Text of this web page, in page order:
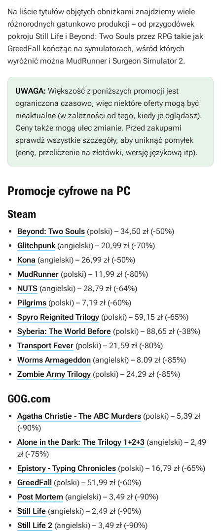
Na liście tytułów objętych obniżkami znajdziemy wiele
różnorodnych gatunkowo produkcji – od przygodówek
pokroju Still Life i Beyond: Two Souls przez RPG takie jak
GreedFall kończąc na symulatorach, wśród których
wyróżnić można MudRunneri Surgeon Simulator 2.
UWAGA: Większość z poniższych promocji jest
ograniczona czasowo, więc niektóre oferty mogą być
nieaktualne (w zależności od tego, kiedy je oglądasz).
Ceny także mogą ulec zmianie. Przed zakupami
sprawdź wszystkie szczegóły, aby uniknąć pomyłek
(cenę, przeliczenie na złotówki, wersję językową itp).
Promocje cyfrowe na PC
Steam
Beyond: Two Souls (polski) – 34,50 zł (-50%)
Glitchpunk(angielski) – 20,99 zł (-70%)
Kona (angielski) – 26,99 zł (-50%)
MudRunner (polski) – 11,99 zł (-80%)
NUTS (angielski) – 28,79 zł (-64%)
Pilgrims (polski) – 7,19 zł (-60%)
Spyro Reignited Trilogy (polski) – 59,15 zł (-65%)
Syberia: The World Before (polski) – 88,65 zł (-38%)
Transport Fever (polski) – 21,59 zł (-80%)
Worms Armageddon (angielski) – 8.09 zł (-85%)
Zombie Army Trilogy (polski) – 24,29 zł (-85%)
GOG.com
Agatha Christie - The ABC Murders (polski) – 5,39 zł
(-90%)
Alone in the Dark: The Trilogy 1+2+3 (angielski) – 2,49
zł (-75%)
Epistory - Typing Chronicles (polski) – 16,79 zł (-65%)
GreedFall (polski) – 51,99 zł (-60%)
Post Mortem (angielski) – 3,49 zł (-90%)
Still Life (angielski) – 2,49 zł (-90%)
Still Life 2 (angielski) – 3,49 zł (-90%)